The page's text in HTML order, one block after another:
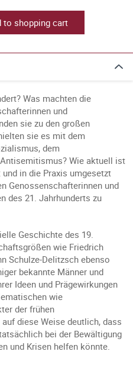
to shopping cart
Was machten die
und
sie zu den großen
sie es mit dem
dem
Wie aktuell ist
in die Praxis umgesetzt
Genossenschafterinnen und
des 21. Jahrhunderts zu
Geschichte des 19.
wie Friedrich
Schulze-Delitzsch ebenso
bekannte Männer und
Ideen und Prägewirkungen
wie
der frühen
diese Weise deutlich, dass
bei der Bewältigung
und Krisen helfen könnte.